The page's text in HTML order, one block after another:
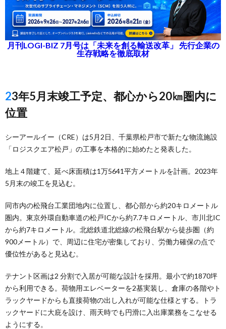
月刊LOGI-BIZ 7月号は「未来を創る輸送改革」 先行企業の
生存戦略を徹底取材
23年5月末竣工予定、都心から20㎞圏内に
位置
シーアールイー（CRE）は5月2日、千葉県松戸市で新たな物流施設
「ロジスクエア松戸」の工事を本格的に始めたと発表した。
地上４階建て、延べ床面積は1万5641平方メートルを計画。2023年
5月末の竣工を見込む。
同市内の松飛台工業団地内に位置し、都心部から約20キロメートル
圏内。東京外環自動車道の松戸ICから約7.7キロメートル、市川北IC
から約7キロメートル。北総鉄道北総線の松飛台駅から徒歩圏（約
900メートル）で、周辺に住宅が密集しており、労働力確保の点で
優位性があると見込む。
テナント区画は2 分割で入居が可能な設計を採用。最小で約1870坪
から利用できる。荷物用エレベーターを2基実装し、倉庫の各階やト
ラックヤードからも直接荷物の出し入れが可能な仕様とする。トラ
ックヤードに大庇を設け、雨天時でも円滑に入出庫業務をこなせる
ようにする。